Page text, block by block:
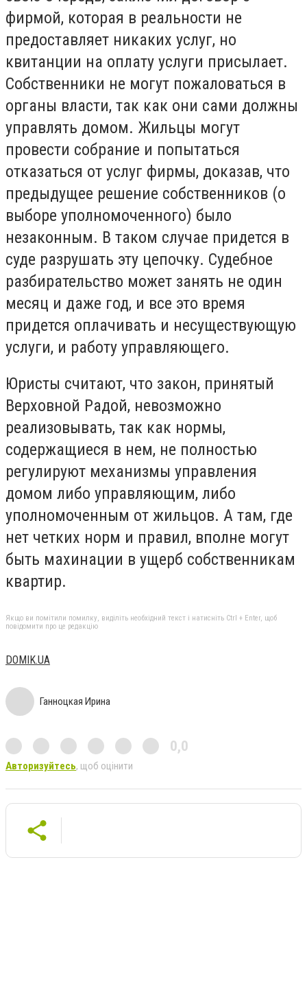
фирмой, которая в реальности не
предоставляет никаких услуг, но
квитанции на оплату услуги присылает.
Собственники не могут пожаловаться в
органы власти, так как они сами должны
управлять домом. Жильцы могут
провести собрание и попытаться
отказаться от услуг фирмы, доказав, что
предыдущее решение собственников (о
выборе уполномоченного) было
незаконным. В таком случае придется в
суде разрушать эту цепочку. Судебное
разбирательство может занять не один
месяц и даже год, и все это время
придется оплачивать и несуществующую
услуги, и работу управляющего.
Юристы считают, что закон, принятый
Верховной Радой, невозможно
реализовывать, так как нормы,
содержащиеся в нем, не полностью
регулируют механизмы управления
домом либо управляющим, либо
уполномоченным от жильцов. А там, где
нет четких норм и правил, вполне могут
быть махинации в ущерб собственникам
квартир.
Якщо ви помітили помилку, виділіть необхідний текст і натисніть Ctrl + Enter, щоб
повідомити про це редакцію
DOMIK.UA
Ганноцкая Ирина
0,0
Авторизуйтесь, щоб оцінити